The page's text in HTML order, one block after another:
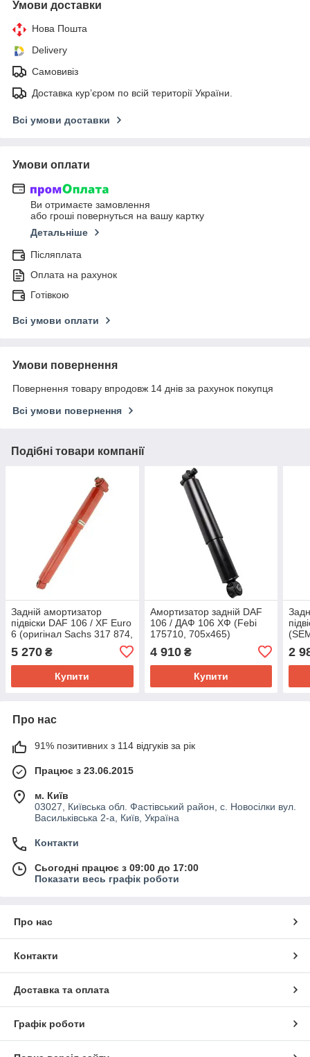
Умови доставки
Нова Пошта
Delivery
Самовивіз
Доставка кур’єром по всій території України.
Всі умови доставки
Умови оплати
Ви отримаєте замовлення
або гроші повернуться на вашу картку
Детальніше
Післяплата
Оплата на рахунок
Готівкою
Всі умови оплати
Умови повернення
Повернення товару впродовж 14 днів за рахунок покупця
Всі умови повернення
Подібні товари компанії
Задній амортизатор
підвіски DAF 106 / XF Euro
6 (оригінал Sachs 317 874,
5 270 ₴
Купити
Амортизатор задній DAF
106 / ДАФ 106 ХФ (Febi
175710, 705x465)
4 910₴
Купити
2
Про нас
91% позитивних з 114 відгуків за рік
Працює з 23.06.2015
м. Київ
03027, Київська обл. Фастівський район, с. Новосілки вул.
Васильківська 2-а, Київ, Україна
Контакти
Сьогодні працює з 09:00 до 17:00
Показати весь графік роботи
Про нас
Контакти
Доставка та оплата
Графік роботи